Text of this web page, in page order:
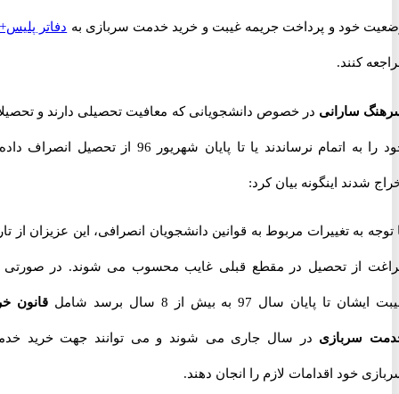
خود و پرداخت جریمه غیبت و خرید خدمت سربازی بهدفاتر پلیس+10
کنند.
سارانیدر خصوص دانشجویانی که معافیت تحصیلی دارند و تحصیلات
خود را به اتمام نرساندند یا تا پایان شهریور 96 از تحصیل انصراف داده یا
اینگونه بیان کرد:
به تغییرات مربوط به قوانین دانشجویان انصرافی، این عزیزان از تاریخ
از تحصیل در مقطع قبلی غایب محسوب می شوند. در صورتی که
تا پایان سال 97 به بیش از 8 سال برسد شامل قانون خرید
سربازیدر سال جاری می شوند و می توانند جهت خرید خدمت
خود اقدامات لازم را انجان دهند.